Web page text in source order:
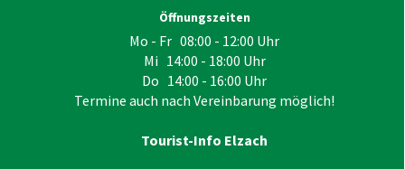
Öffnungszeiten
Mo - Fr 08:00 - 12:00 Uhr
Mi 14:00 - 18:00 Uhr
Do 14:00 - 16:00 Uhr
Termine auch nach Vereinbarung möglich!
Tourist-Info Elzach